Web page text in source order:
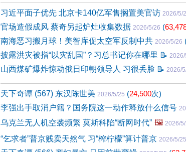
习近平面子优先 北京卡140亿军售搁置美官访 2026/5/
官场造假成风 蔡奇另起炉灶收集数据 2026/5/26 (
南海恶习搬月球！美智库促太空军反制中共 2026/5/26
披露洪灾被指“以灾乱国”？习总书记你在哪里 📝 2026/
山西煤矿爆炸惊动俄日印朝领导人 习很丢脸 📝 2026/
天下奇谭 (567) 东汉陈世美 2026/5/25 (24,500次)
李强出手取消户籍？国务院这一动作释放什么信号
乌克兰无人机空袭频繁 莫斯科陷“断网时代” 🖼️ 2026/
“乞求者”普京贱卖天然气 习“榨柠檬”算计普京 2026/5/25